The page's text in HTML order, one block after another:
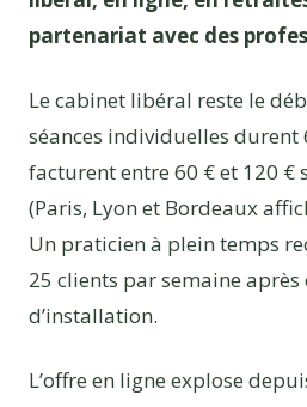
partenariat avec des
Le cabinet libéral reste le
séances individuelles durent
facturent entre 60 € et 120 €
(Paris, Lyon et Bordeaux
Un praticien à plein temps
25 clients par semaine après
d’installation.
L’offre en ligne explose